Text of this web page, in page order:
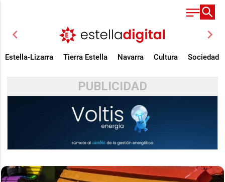
chevron_left chevron_right
Estella-Lizarra Tierra Estella Navarra Cultura Sociedad
PUBLICIDAD